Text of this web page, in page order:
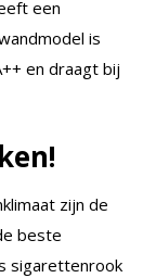
een
is
en draagt bij
zijn de
beste
sigarettenrook